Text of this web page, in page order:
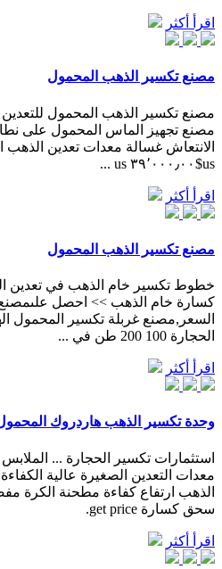
اقرأ أكثر
مصنع تكسير الذهب المحمول
مصنع تكسير الذهب المحمول
مصنع تجهيز الماس المحمول على
us$٣٩٬٠٠٠٫٠٠ us ...
اقرأ أكثر
مصنع تكسير الذهب المحمول
خطوط تكسير خام الذهب في تعدين
كسارة خام الذهب >> احصل علىمصنع
السعر,مصنع غربلة تكسير المحمول
الحجارة 100 200 طن في ...
اقرأ أكثر
وحدة تكسير الذهب هاردروك
استثمارات تكسير الحجارة ...
معدات التعدين الصغيرة عالية
الذهب ارتفاع كفاءة مطحنة الكرة
سحق كسارة get price.
اقرأ أكثر